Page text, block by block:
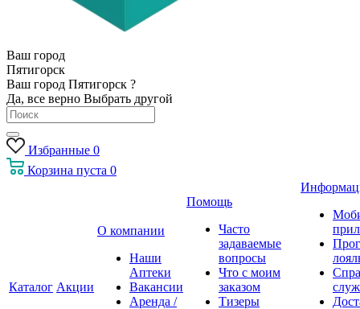
Ваш город
Пятигорск
Ваш город Пятигорск ?
Да, все верно Выбрать другой
Избранные 0
Корзина пуста 0
Каталог Акции
О компании
Наши
Аптеки
Вакансии
Аренда /
Помощь
Часто
задаваемые
вопросы
Что с моим
заказом
Тизеры